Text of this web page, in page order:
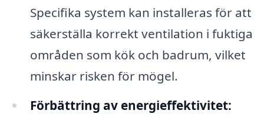
Specifika system kan installeras för att
säkerställa korrekt ventilation i fuktiga
områden som kök och badrum, vilket
minskar risken för mögel.
Förbättring av energieffektivitet: